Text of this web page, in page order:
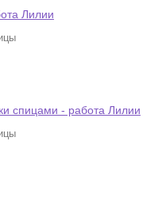
Лилии
спицами - работа Лилии